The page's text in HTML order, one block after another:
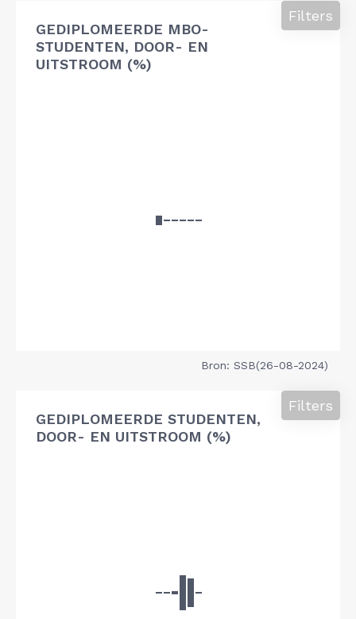
GEDIPLOMEERDE MBO-
STUDENTEN, DOOR- EN
UITSTROOM (%)
Filters
Bron: SSB(26-08-2024)
GEDIPLOMEERDE STUDENTEN,
DOOR- EN UITSTROOM (%)
Filters